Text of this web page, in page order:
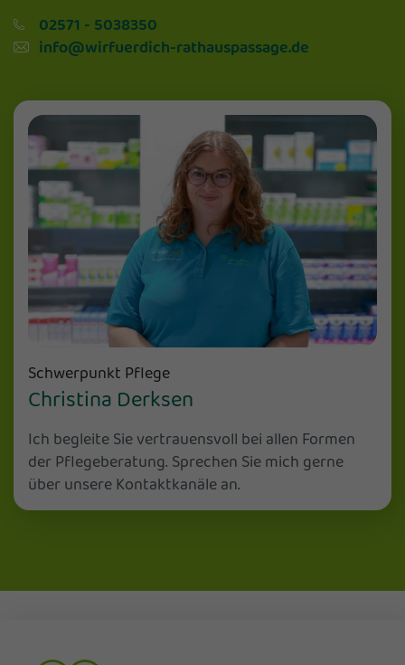
02571 - 5038350
info@wirfuerdich-rathauspassage.de
Schwerpunkt Pflege
Christina Derksen
Ich begleite Sie vertrauensvoll bei allen Formen
der Pflegeberatung. Sprechen Sie mich gerne
über unsere Kontaktkanäle an.